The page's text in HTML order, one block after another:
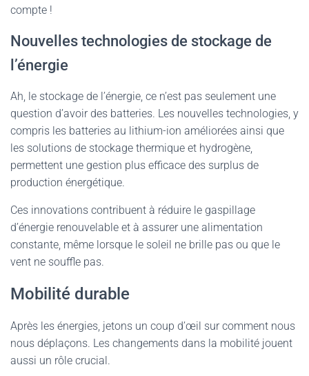
compte !
Nouvelles technologies de stockage de
l’énergie
Ah, le stockage de l’énergie, ce n’est pas seulement une
question d’avoir des batteries. Les nouvelles technologies, y
compris les batteries au lithium-ion améliorées ainsi que
les solutions de stockage thermique et hydrogène,
permettent une gestion plus efficace des surplus de
production énergétique.
Ces innovations contribuent à réduire le gaspillage
d’énergie renouvelable et à assurer une alimentation
constante, même lorsque le soleil ne brille pas ou que le
vent ne souffle pas.
Mobilité durable
Après les énergies, jetons un coup d’œil sur comment nous
nous déplaçons. Les changements dans la mobilité jouent
aussi un rôle crucial.